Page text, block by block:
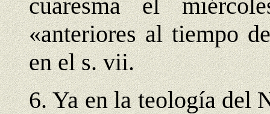
cuaresma el
«anteriores al tiempo
en el s. vii.
6. Ya en la teología del